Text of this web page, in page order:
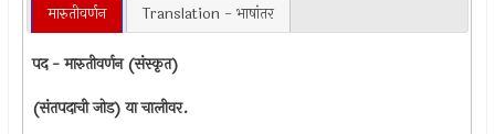
मारुतीवर्णन Translation - भाषांतर
पद - मारुतीवर्णन (संस्कृत)
(संतपदाची जोड) या चालीवर.